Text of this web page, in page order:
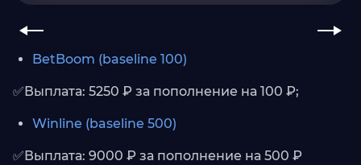
BetBoom (baseline 100)
✅Выплата: 5250 ₽ за пополнение на 100 ₽;
Winline (baseline 500)
✅Выплата: 9000 ₽ за пополнение на 500 ₽